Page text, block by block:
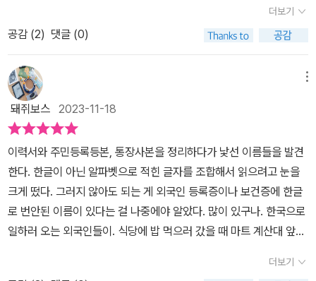
통해 화려한 등단을 한 작가들 중 많은 분들이 차기작을 쓰지 못하고
잊히는 동안 백수 생활 7년 차...... 작가는 마침내 해냈다. 이후 발표
한 작품을 거의 다 읽었다. 시대상, 여성 서사, 삶이 주는 우연성 등를
다루면서도 이서 수만의 방식으로 쓰인 글들이 나는 좋다. 이서수만
의 파열음!!!!정연아, 너는 첫사랑이 뭐하고 생각해?처음 사랑한 사람
이지.나도 그런 줄 알았는데 아니더라. 시간이 한참 흐른 뒤에도 강렬
한 기억으로 남아 있는 사람, 그게 바로 첫사랑이야. p45사람들은 남
의 사랑에는 함부로 말한다. 남을 깎아내리고 자신을 세우는 사람들
이 있다. 동성의 사촌을 사랑한 언니, 소설은 언니를 지켜보는 정연의
관점에서 쓰였다. 그게 무엇이든, 사랑을 정의하려고 하지 말았으
면.....시간이 한참 흐른 뒤에도 강렬한 기억으로 남아 있는 사람이 첫
사랑,그렇다면 나의 첫사랑은....? ( 계속 진행 중인가? ㅋㅋㅋㅋㅋ
ㅋ)덧, 인친님의 첫사랑은 어떤 기억으로 남아있나요부담되는 거 알
지만 들려줘요.....
더보기
공감 (2) 댓글 (0)
돼쥐보스 2023-11-18
이력서와 주민등록등본, 통장사본을 정리하다가 낯선 이름들을 발견
한다. 한글이 아닌 알파벳으로 적힌 글자를 조합해서 읽으려고 눈을
크게 떴다. 그러지 않아도 되는 게 외국인 등록증이나 보건증에 한글
로 번안된 이름이 있다는 걸 나중에야 알았다. 많이 있구나. 한국으로
일하러 오는 외국인들이. 식당에 밥 먹으러 갔을 때 마트 계산대 앞에
감 나게 받아들이는 것이다. 내 주변에 그들을. 언니라는 말을 듣는 게
더보기